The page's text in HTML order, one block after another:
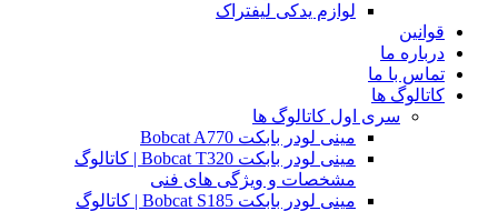
لوازم یدکی لیفتراک
قوانین
درباره ما
تماس با ما
کاتالوگ ها
سری اول کاتالوگ ها
مینی لودر بابکت Bobcat A770
مینی لودر بابکت Bobcat T320 | کاتالوگ
مشخصات و ویژگی های فنی
مینی لودر بابکت Bobcat S185 | کاتالوگ